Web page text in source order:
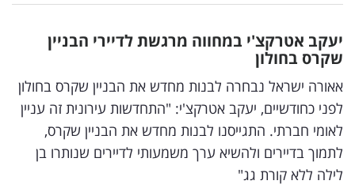
דיגיטל
וטק
שיווק
ופרסום
משפט
יעקב אטרקצ'י במחווה מרגשת לדיירי הבניין
שקרס בחולון
אאורה ישראל נבחרה לבנות מחדש את הבניין שקרס בחולון
לפני כחודשיים, יעקב אטרקצ'י: "התחדשות עירונית זה עניין
לאומי חברתי. התגייסנו לבנות מחדש את הבניין שקרס,
לתמוך בדיירים ולהשיא ערך משמעותי לדיירים שנותרו בן
לילה ללא קורת גג"